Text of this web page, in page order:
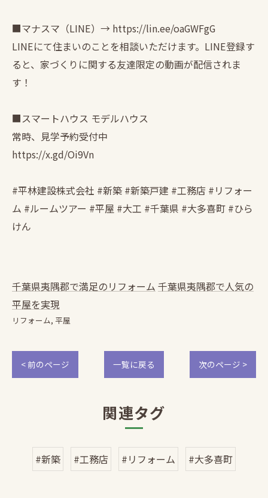
■マナスマ（LINE）→ https://lin.ee/oaGWFgG
LINEにて住まいのことを相談いただけます。LINE登録す
ると、家づくりに関する友達限定の動画が配信されま
す！
■スマートハウス モデルハウス
常時、見学予約受付中
https://x.gd/Oi9Vn
#平林建設株式会社 #新築 #新築戸建 #工務店 #リフォー
ム #ルームツアー #平屋 #大工 #千葉県 #大多喜町 #ひら
けん
千葉県夷隅郡で満足のリフォーム 千葉県夷隅郡で人気の
平屋を実現
リフォーム 平屋
< 前のページ 一覧に戻る 次のページ >
関連タグ
#新築 #工務店 #リフォーム #大多喜町